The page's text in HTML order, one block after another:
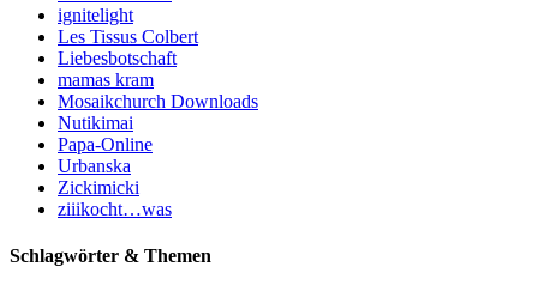
ignitelight
Les Tissus Colbert
Liebesbotschaft
mamas kram
Mosaikchurch Downloads
Nutikimai
Papa-Online
Urbanska
Zickimicki
ziiikocht…was
Schlagwörter & Themen